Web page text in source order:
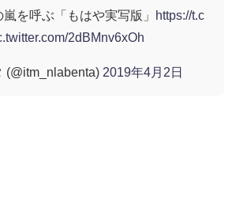
を呼ぶ「もはや実写版」
https://t.c
2dBMnv6xOh
2019年4月2日